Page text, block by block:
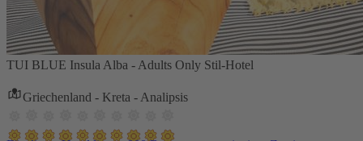
TUI BLUE Insula Alba - Adults Only Stil-Hotel
Griechenland - Kreta - Analipsis